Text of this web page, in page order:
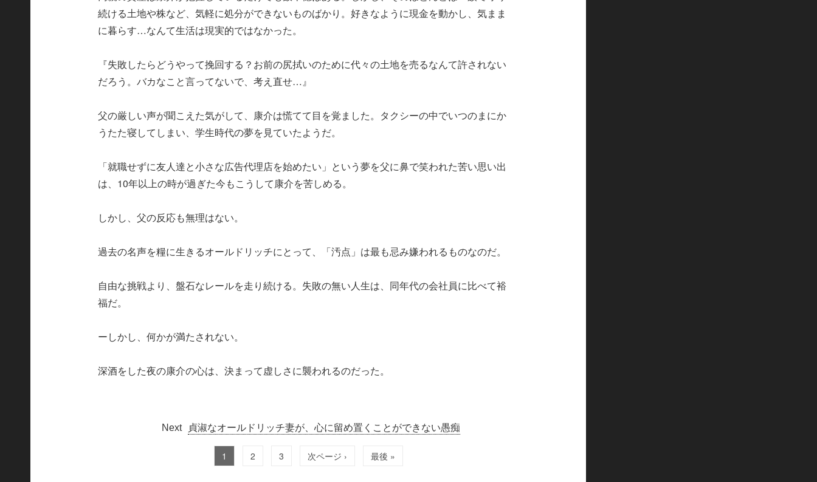
続ける土地や株など、気軽に処分ができないものばかり。好きなように現金を動かし、気まま
に暮らす…なんて生活は現実的ではなかった。
『失敗したらどうやって挽回する？お前の尻拭いのために代々の土地を売るなんて許されない
だろう。バカなこと言ってないで、考え直せ…』
父の厳しい声が聞こえた気がして、康介は慌てて目を覚ました。タクシーの中でいつのまにか
うたた寝してしまい、学生時代の夢を見ていたようだ。
「就職せずに友人達と小さな広告代理店を始めたい」という夢を父に鼻で笑われた苦い思い出
は、10年以上の時が過ぎた今もこうして康介を苦しめる。
しかし、父の反応も無理はない。
過去の名声を糧に生きるオールドリッチにとって、「汚点」は最も忌み嫌われるものなのだ。
自由な挑戦より、盤石なレールを走り続ける。失敗の無い人生は、同年代の会社員に比べて裕
福だ。
ーしかし、何かが満たされない。
深酒をした夜の康介の心は、決まって虚しさに襲われるのだった。
貞淑なオールドリッチ妻が、心に留め置くことができない愚痴
1 2 3 次ページ › 最後 »